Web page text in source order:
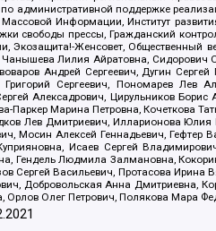
поддержке
Информации, Институт
свободы прессы, Гражданский
Женсовет, Общественный
Лилия Айратовна, Сидорович
Андрей Сергеевич, Дугин
Сергеевич, Пономарев Лев
Алексадрович, Цирульников
Паркер Марина Петровна, Кочеткова
Лев Дмитриевич, Илларионова
Мосин Алексей Геннадьевич,
Исаев Сергей
Гендель Людмила Залмановна,
Васильевич, Протасова Ирина
Добровольская Анна Дмитриевна,
Олег Петрович, Полякова Мара